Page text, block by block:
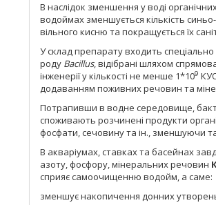
В наслідок зменшення у воді
водоймах зменшується кількість
вільного кисню та покращується їх
У склад препарату входить спеціально
роду Bacillus, відібрані шляхом
інженерії у кількості не менше 1*109
додаванням поживних речовин та
Потрапивши в водне середовище,
споживають розчинені продукти
фосфати, сечовину та ін., зменшуючи
В акваріумах, ставках та басейнах
азоту, фосфору, мінеральних речовин
сприяє самоочищенню водойм, а саме:
зменшує накопичення донних